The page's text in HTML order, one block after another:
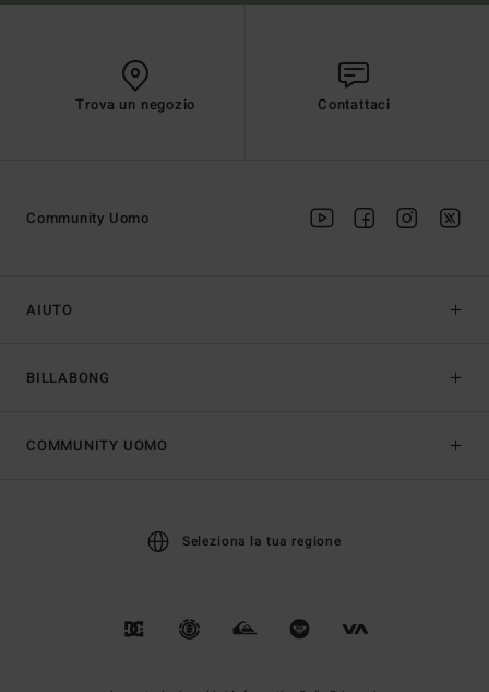
Trova un negozio Contattaci
AIUTO
BILLABONG
Community Uomo
COMMUNITY UOMO
Seleziona la tua regione